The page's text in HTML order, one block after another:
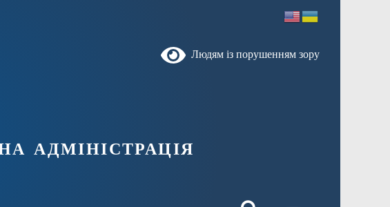
Людям із порушенням зору
адміністрація